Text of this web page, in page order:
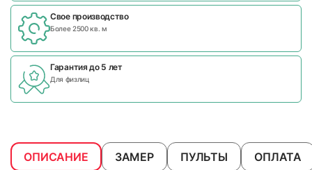
Свое производство
Более 2500 кв. м
Гарантия до 5 лет
Для физлиц
ОПИСАНИЕ ЗАМЕР ПУЛЬТЫ ОПЛАТА